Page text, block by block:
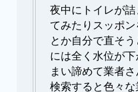
夜中にトイレが
てみたりスッポ
とか自分で直そ
には全く水位が
まい諦めて業者さ
検索すると色々